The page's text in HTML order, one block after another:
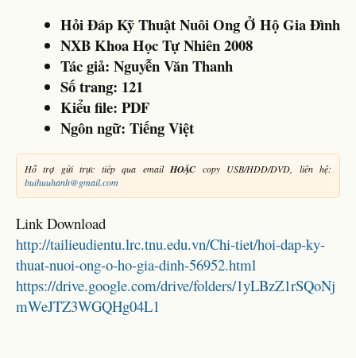
Hỏi Đáp Kỹ Thuật Nuôi Ong Ở Hộ Gia Đình
NXB Khoa Học Tự Nhiên 2008
Tác giả: Nguyễn Văn Thanh
Số trang: 121
Kiểu file: PDF
Ngôn ngữ: Tiếng Việt
Hỗ trợ gửi trực tiếp qua emailHOẶC copy USB/HDD/DVD, liên hệ:
buihuuhanh@gmail.com
Link Download
http://tailieudientu.lrc.tnu.edu.vn/Chi-tiet/hoi-dap-ky-
thuat-nuoi-ong-o-ho-gia-dinh-56952.html
https://drive.google.com/drive/folders/1yLBzZ1rSQoNj
mWeJTZ3WGQHg04L1